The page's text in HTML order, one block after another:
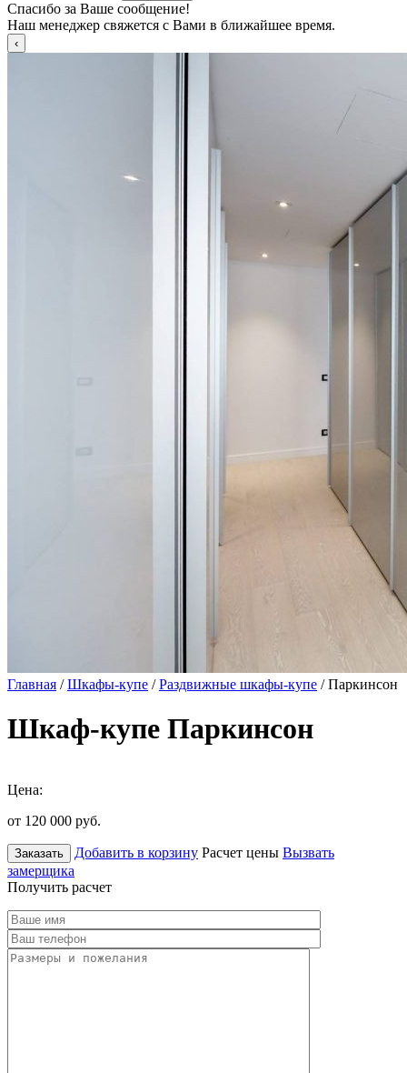
Спасибо за Ваше сообщение!
Наш менеджер свяжется с Вами в ближайшее время.
Главная /Шкафы-купе /Раздвижные шкафы-купе / Паркинсон
Шкаф-купе Паркинсон
Цена:
от 120 000 руб.
Заказать Добавить в корзину Расчет цены Вызвать
замерщика
Получить расчет